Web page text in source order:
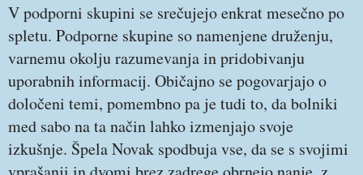
V podporni skupini se srečujejo enkrat mesečno po
spletu. Podporne skupine so namenjene druženju,
varnemu okolju razumevanja in pridobivanju
uporabnih informacij. Običajno se pogovarjajo o
določeni temi, pomembno pa je tudi to, da bolniki
med sabo na ta način lahko izmenjajo svoje
izkušnje. Špela Novak spodbuja vse, da se s svojimi